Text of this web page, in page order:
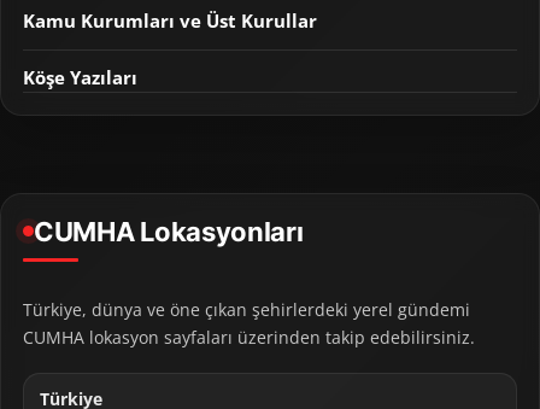
Kamu Kurumları ve Üst Kurullar
Köşe Yazıları
CUMHA Lokasyonları
Türkiye, dünya ve öne çıkan şehirlerdeki yerel gündemi
CUMHA lokasyon sayfaları üzerinden takip edebilirsiniz.
Türkiye